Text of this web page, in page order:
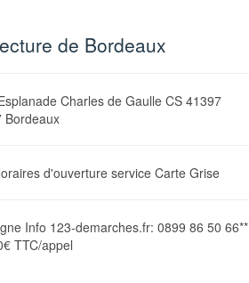
de Bordeaux
Charles de Gaulle CS 41397
Bordeaux
d'ouverture service Carte Grise
Info 123-demarches.fr: 0899 86 50 66**
TTC/appel